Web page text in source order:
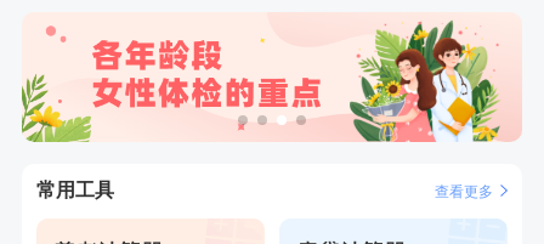
成功预约了女性防癌筛查套餐
6分钟前
董**
成功预约了男性体检套餐
7分钟前
李**
购买了七年五季黑咖啡速溶低脂无添加蔗糖美式咖啡粉
24g*2盒
购买了公牛环球旅行转换器—L07
常用工具 查看更多